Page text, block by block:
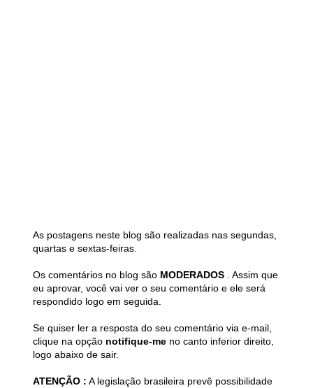
As postagens neste blog são realizadas nas segundas,
quartas e sextas-feiras.
Os comentários no blog são MODERADOS
. Assim que
eu aprovar, você vai ver o seu comentário e ele será
respondido logo em seguida.
Se quiser ler a resposta do seu comentário via e-mail,
clique na opção notifique-me no canto inferior direito,
logo abaixo de sair.
ATENÇÃO : A legislação brasileira prevê possibilidade